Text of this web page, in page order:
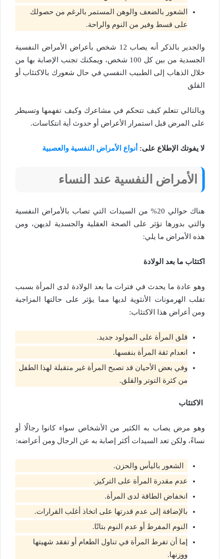
الشعور بالضعف والوهن المستمر بالرغم من حصولك
على قسط وفير من النوم والراحة.
والجدير بالذكر أنه يصاب 12 شخص بأعراض الأمراض النفسية
الجسدية من بين كل 100 شخص، ويمكنك تجنب الإصابة بها من
خلال الذهاب إلى الطبيب النفسي في حال شعورك بالاكتئاب أو
القلق
وبالتالي تتعلم كيف تتحكم في مشاعرك وكيف تفهمها وتسيطر
على المرض قبل استمرار الأعراض أو حدوث أية انتكاسات.
لا يفوتك الإطلاع على: أنواع الأمراض النفسية والعصبية
الأمراض النفسية عند النساء
هناك حوالي 20% من السيدات التي تصاب بالأمراض النفسية
والتي بدورها تؤثر على الصحة العقلية والجسدية لديهن، ومن
هذه الأمراض ما يلي:
اكتئاب ما بعد الولادة
وهو عادة ما يحدث في فترات ما بعد الولادة لدى المرأة بسبب
تقلب الهرمونات الأنثوية لديها مما يؤثر على حالتها المزاجية
ومن أعراض هذا الاكتئاب:
قلق المرأة على المولود جديد.
انعدام ثقة المرأة بنفسها.
وفي بعض الأحيان قد تصبح المرأة غير متقبلة لهذا الطفل
من كثرة التوتر والقلق.
الاكتئاب
وهو مرض يصاب به الكثير من الأشخاص سواء كانوا رجالًا أو
نساءً، ولكن تعد السيدات أكثر إصابة به عن الرجال ومن أعراضه:
الشعور باليأس والحزن.
عدم مقدرة المرأة على التركيز.
انخفاض الطاقة لدى المرأة.
بالإضافة إلى عدم قدرتها على اتخاذ أغلب القرارات.
النوم المفرط أو عدم النوم بتاتًا.
إما أن تفرط المرأة في تناول الطعام أو تفقد شهيتها
ووزنها.